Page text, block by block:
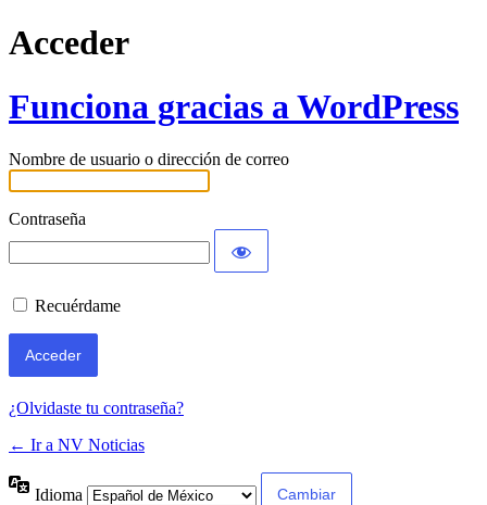
Acceder
Funciona gracias a WordPress
Nombre de usuario o dirección de correo
Contraseña
Recuérdame
¿Olvidaste tu contraseña?
← Ir a NV Noticias
Idioma